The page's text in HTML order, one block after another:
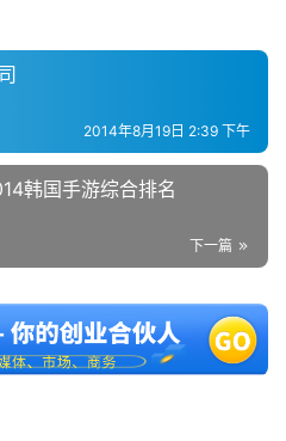
2014年8月19日 2:39 下午
韩国手游综合排名
下一篇